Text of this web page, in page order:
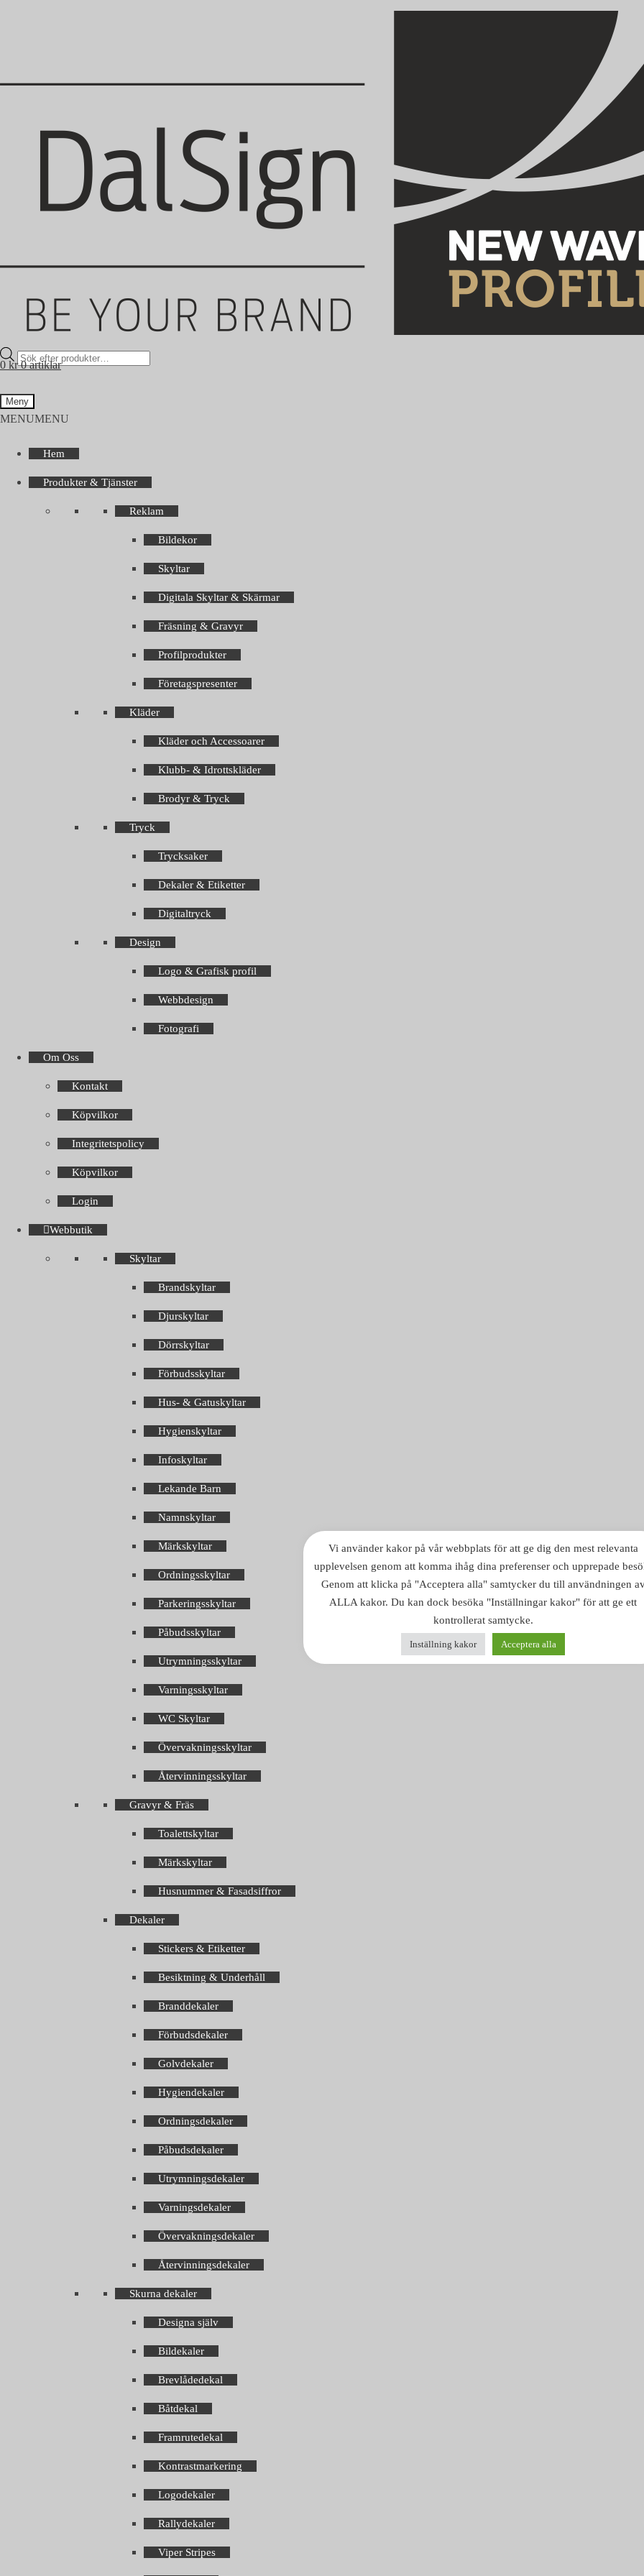
Products
search
0 kr 0 artiklar
Meny
MENUMENU
Hem
Produkter & Tjänster
Reklam
Bildekor
Skyltar
Digitala Skyltar & Skärmar
Fräsning & Gravyr
Profilprodukter
Företagspresenter
Kläder
Kläder och Accessoarer
Klubb- & Idrottskläder
Brodyr & Tryck
Tryck
Trycksaker
Dekaler & Etiketter
Digitaltryck
Design
Logo & Grafisk profil
Webbdesign
Fotografi
Om Oss
Kontakt
Köpvilkor
Integritetspolicy
Köpvilkor
Login
Webbutik
Skyltar
Brandskyltar
Djurskyltar
Dörrskyltar
Förbudsskyltar
Hus- & Gatuskyltar
Hygienskyltar
Infoskyltar
Lekande Barn
Namnskyltar
Märkskyltar
Ordningsskyltar
Parkeringsskyltar
Påbudsskyltar
Utrymningsskyltar
Varningsskyltar
WC Skyltar
Övervakningsskyltar
Återvinningsskyltar
Gravyr & Fräs
Toalettskyltar
Märkskyltar
Husnummer & Fasadsiffror
Dekaler
Stickers & Etiketter
Besiktning & Underhåll
Branddekaler
Förbudsdekaler
Golvdekaler
Hygiendekaler
Ordningsdekaler
Påbudsdekaler
Utrymningsdekaler
Varningsdekaler
Övervakningsdekaler
Återvinningsdekaler
Skurna dekaler
Designa själv
Bildekaler
Brevlådedekal
Båtdekal
Framrutedekal
Kontrastmarkering
Logodekaler
Rallydekaler
Viper Stripes
Vi använder kakor på vår webbplats för att ge dig den mest relevanta
upplevelsen genom att komma ihåg dina preferenser och upprepade
Genom att klicka på "Acceptera alla" samtycker du till användningen
ALLA kakor. Du kan dock besöka "Inställningar kakor" för att ge ett
kontrollerat samtycke.
Inställning kakor Acceptera alla